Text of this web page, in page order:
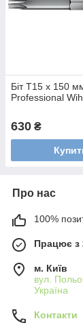
Біт Т15 х 150
Professional
630 ₴
Про нас
100%
Працює з
м. Київ
вул.
Україна
Контакти